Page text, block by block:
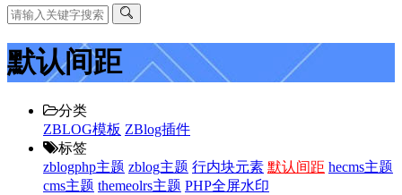
默认间距
分类
ZBLOG模板 ZBlog插件
标签
zblogphp主题 zblog主题 行内块元素 默认间距 hecms主题
cms主题 themeolrs主题 PHP全屏水印